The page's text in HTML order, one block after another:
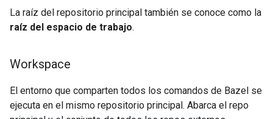
La raíz del repositorio principal también se conoce como la
raíz del espacio de trabajo.
Workspace
El entorno que comparten todos los comandos de Bazel se
ejecuta en el mismo repositorio principal. Abarca el repo